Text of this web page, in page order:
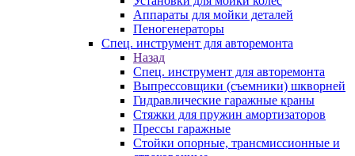
Аппараты для мойки деталей
Пеногенераторы
Спец. инструмент для авторемонта
Назад
Спец. инструмент для авторемонта
Выпрессовщики (съемники) шкворней
Гидравлические гаражные краны
Стяжки для пружин амортизаторов
Прессы гаражные
Стойки опорные, трансмиссионные и